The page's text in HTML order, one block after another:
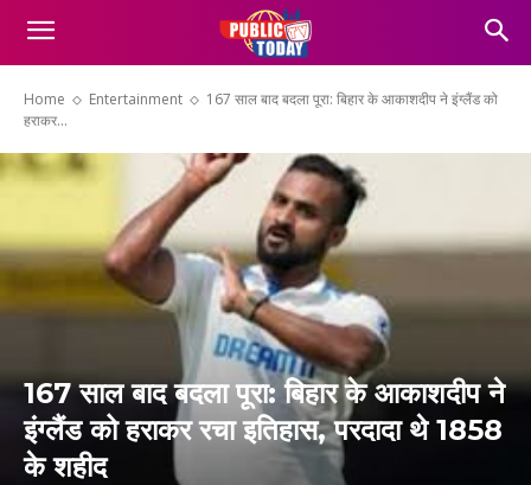
Home Entertainment
167 साल बाद बदला पूरा: बिहार के आकाशदीप ने इंग्लैंड को
हराकर...
167 साल बाद बदला पूरा: बिहार के आकाशदीप ने
इंग्लैंड को हराकर रचा इतिहास, परदादा थे 1858
के शहीद